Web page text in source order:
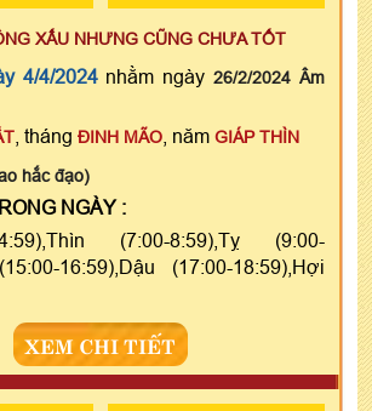
XẤU NHƯNG CŨNG CHƯA TỐT
4/4/2024nhằm ngày26/2/2024 Âm
, tháng ĐINH MÃO , năm GIÁP THÌN
hắc đạo)
NGÀY :
(7:00-8:59),Tỵ (9:00-
16:59),Dậu (17:00-18:59),Hợi
XEM CHI TIẾT